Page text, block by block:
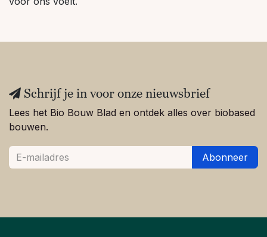
Schrijf je in voor onze nieuwsbrief
Lees het Bio Bouw Blad en ontdek alles over biobased
bouwen.
Abonneer